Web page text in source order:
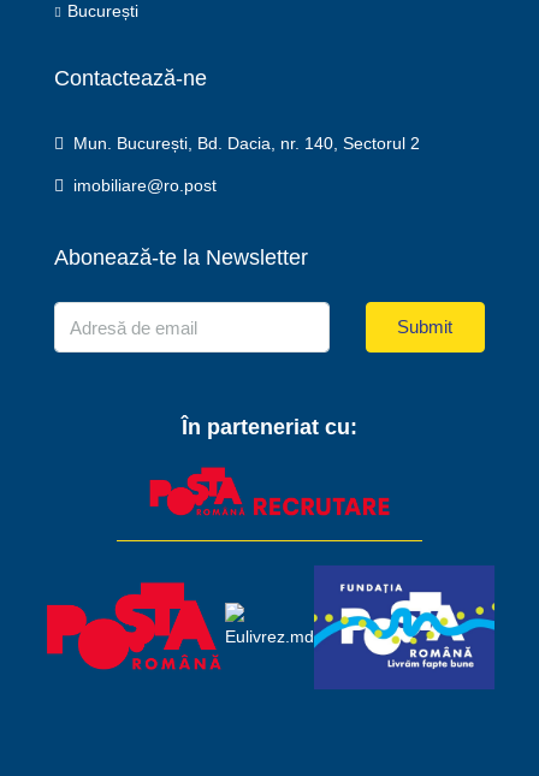
București
Contactează-ne
Mun. București, Bd. Dacia, nr. 140, Sectorul 2
imobiliare@ro.post
Abonează-te la Newsletter
Submit
În parteneriat cu: